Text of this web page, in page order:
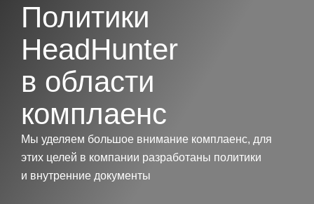
Политики
HeadHunter
в области
комплаенс
Мы уделяем большое внимание комплаенс, для
этих целей в компании разработаны политики
и внутренние документы